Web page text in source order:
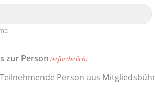
zur Person (erforderlich)
Teilnehmende Person aus